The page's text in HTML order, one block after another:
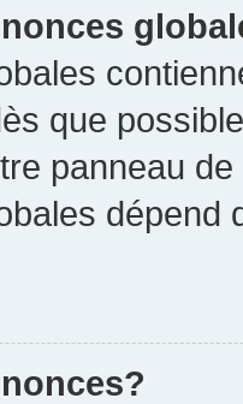
que
panneau
dépend